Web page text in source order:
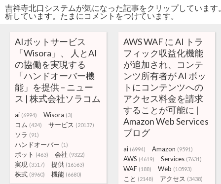
吉祥寺北口システムが気になった記事をクリップしていま
析しています。たまにコメントをつけています。
AIボットサービス
「Wisora」、 人とAI
の協働を実現する
「ハンドオーバー機
能」を提供 – ニュー
ス | 株式会社ソラコム
ai (6994) Wisora (3)
コム (424) サービス (20137)
ソラ (91)
ハンドオーバー (1)
ボット (463) 会社 (9322)
実現 (3517) 提供 (16563)
株式 (8960) 機能 (6680)
AWS WAF に AI トラ
フィック収益化機能
が追加され、コンテ
ンツ所有者が AI ボッ
トにコンテンツへの
アクセス料金を請求
することが可能に |
Amazon Web Services
ブログ
ai (6994) Amazon (9591)
AWS (4619) Services (7631)
WAF (188) Web (10593)
こと (2148) アクセス (3438)